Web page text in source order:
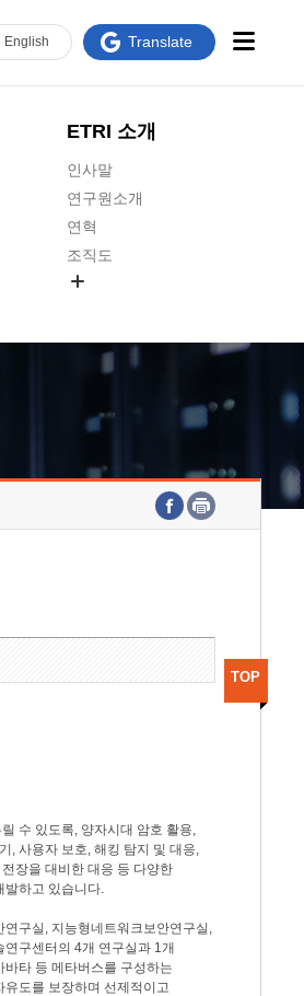
ETRI 소개
인사말
연구원소개
연혁
조직도
연구원 고객헌장
주요업무연락처
English Translate
수 있도록, 양자시대 암호 활용,
, 사용자 보호, 해킹 탐지 및 대응,
장을 대비한 대응 등 다양한
발하고 있습니다.
구실, 지능형네트워크보안연구실,
구센터의 4개 연구실과 1개
타 등 메타버스를 구성하는
도를 보장하며 선제적이고
TOP